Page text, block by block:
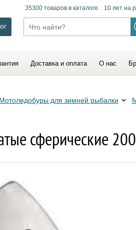
35300 товаров в каталоге. 10 лет на
Доставка и оплата О нас
Мотоледобуры для зимней рыбалки
сферические